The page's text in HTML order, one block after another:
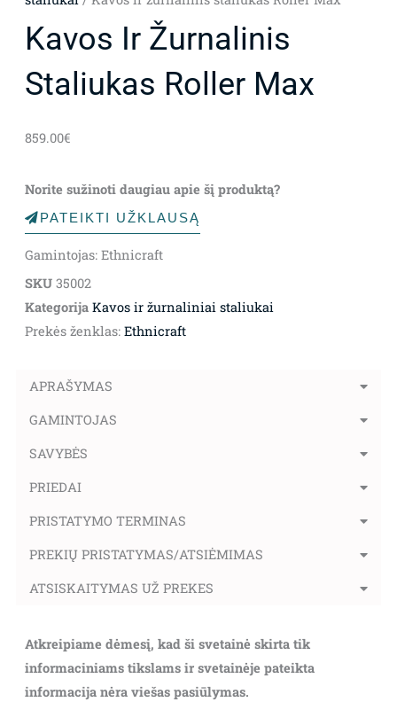
Kavos Ir Žurnalinis
Staliukas Roller Max
859.00€
Norite sužinoti daugiau apie šį produktą?
PATEIKTI UŽKLAUSĄ
Gamintojas: Ethnicraft
SKU 35002
Kategorija Kavos ir žurnaliniai staliukai
Prekės ženklas: Ethnicraft
APRAŠYMAS
GAMINTOJAS
SAVYBĖS
PRIEDAI
PRISTATYMO TERMINAS
PREKIŲ PRISTATYMAS/ATSIĖMIMAS
ATSISKAITYMAS UŽ PREKES
Atkreipiame dėmesį, kad ši svetainė skirta tik
informaciniams tikslams ir svetainėje pateikta
informacija nėra viešas pasiūlymas.